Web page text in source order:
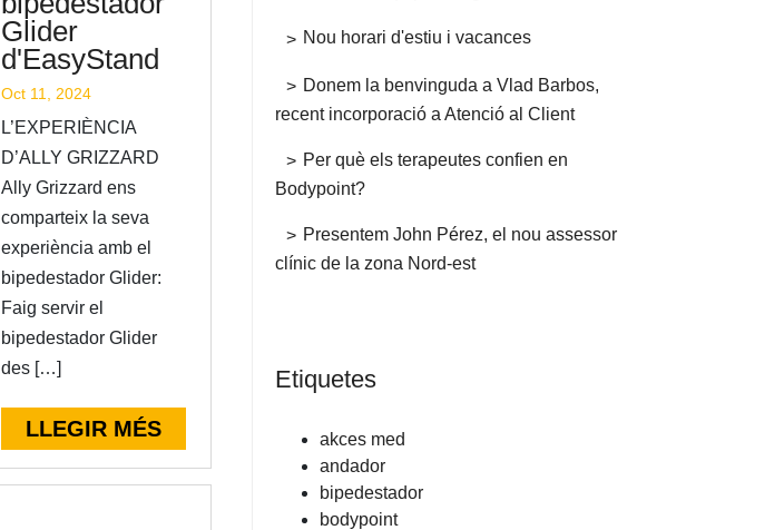
Glider
d'EasyStand
Oct 11, 2024
L’EXPERIÈNCIA
D’ALLY GRIZZARD
Ally Grizzard ens
comparteix la seva
experiència amb el
bipedestador Glider:
Faig servir el
bipedestador Glider
des […]
LLEGIR MÉS
Nou horari d'estiu i vacances
Donem la benvinguda a Vlad Barbos,
recent incorporació a Atenció al Client
Per què els terapeutes confien en
Bodypoint?
Presentem John Pérez, el nou assessor
clínic de la zona Nord-est
Etiquetes
akces med
andador
bipedestador
bodypoint